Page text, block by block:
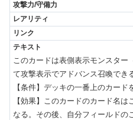
このカードは表側表示モンスター
て攻撃表示でアドバンス召喚でき
【条件】デッキの一番上のカード
【効果】このカードのカード名
なる。その後、自分フィールドの